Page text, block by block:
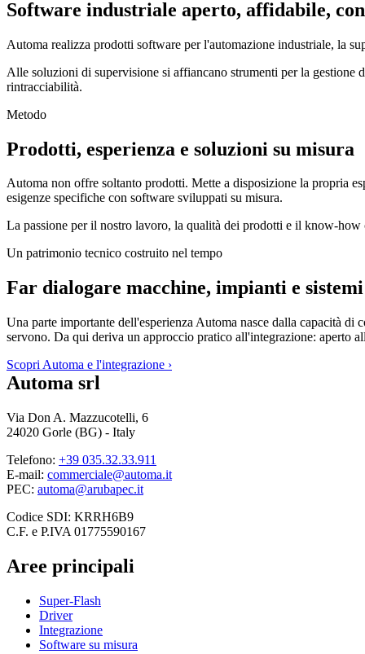
Software industriale aperto, affidabile,
Automa realizza prodotti software per l'automazione industriale, la
Alle soluzioni di supervisione si affiancano strumenti per la
rintracciabilità.
Metodo
Prodotti, esperienza e soluzioni su misura
Automa non offre soltanto prodotti. Mette a disposizione la propria
esigenze specifiche con software sviluppati su misura.
La passione per il nostro lavoro, la qualità dei prodotti e il know-
Un patrimonio tecnico costruito nel tempo
Far dialogare macchine, impianti e
Una parte importante dell'esperienza Automa nasce dalla capacità
servono. Da qui deriva un approccio pratico all'integrazione: aperto
Scopri Automa e l'integrazione ›
Automa srl
Via Don A. Mazzucotelli, 6
24020 Gorle (BG) - Italy
Telefono: +39 035.32.33.911
E-mail: commerciale@automa.it
PEC: automa@arubapec.it
Codice SDI: KRRH6B9
C.F. e P.IVA 01775590167
Aree principali
Super-Flash
Driver
Integrazione
Software su misura